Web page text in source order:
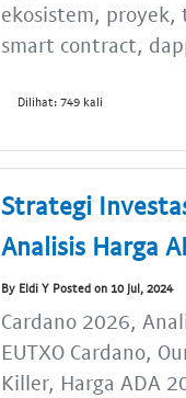
ekosistem,
smart contract,
Dilihat: 749 kali
Strategi
Analisis Harga
By Eldi Y Posted on 10 Jul, 2024
Cardano 2026,
EUTXO Cardano,
Killer, Harga ADA